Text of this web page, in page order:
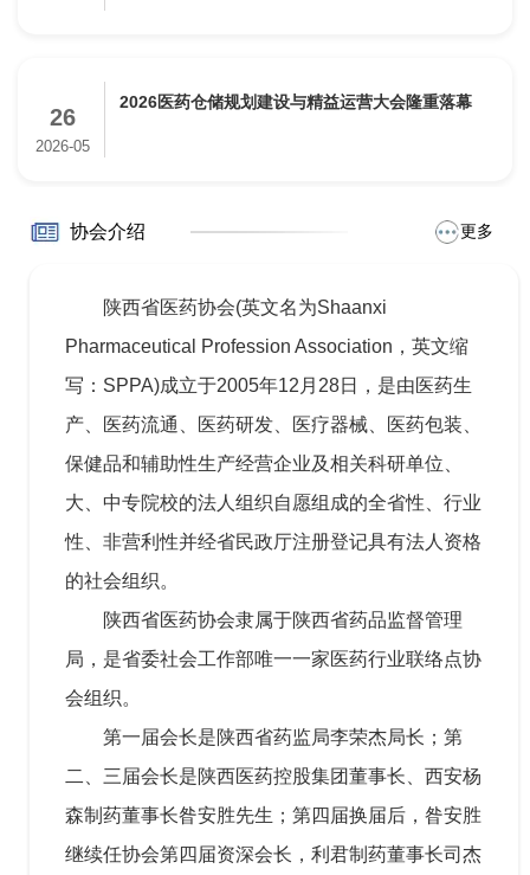
26
2026-05
2026医药仓储规划建设与精益运营大会隆重落幕
协会介绍 更多
陕西省医药协会(英文名为Shaanxi
Pharmaceutical Profession Association，英文缩
写：SPPA)成立于2005年12月28日，是由医药生
产、医药流通、医药研发、医疗器械、医药包装、
保健品和辅助性生产经营企业及相关科研单位、
大、中专院校的法人组织自愿组成的全省性、行业
性、非营利性并经省民政厅注册登记具有法人资格
的社会组织。
陕西省医药协会隶属于陕西省药品监督管理
局，是省委社会工作部唯一一家医药行业联络点协
会组织。
第一届会长是陕西省药监局李荣杰局长；第
二、三届会长是陕西医药控股集团董事长、西安杨
森制药董事长昝安胜先生；第四届换届后，昝安胜
继续任协会第四届资深会长，利君制药董事长司杰